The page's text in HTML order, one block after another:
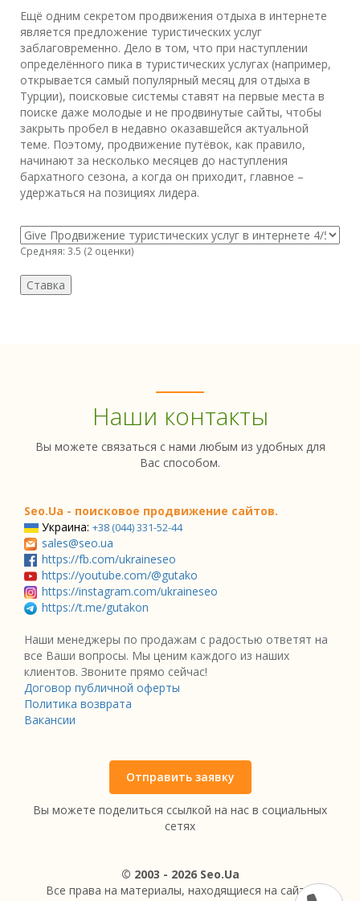
Ещё одним секретом продвижения отдыха в интернете
является предложение туристических услуг
заблаговременно. Дело в том, что при наступлении
определённого пика в туристических услугах (например,
открывается самый популярный месяц для отдыха в
Турции), поисковые системы ставят на первые места в
поиске даже молодые и не продвинутые сайты, чтобы
закрыть пробел в недавно оказавшейся актуальной
теме. Поэтому, продвижение путёвок, как правило,
начинают за несколько месяцев до наступления
бархатного сезона, а когда он приходит, главное –
удержаться на позициях лидера.
Средняя: 3.5 (2 оценки)
Наши контакты
Вы можете связаться с нами любым из удобных для
Вас способом.
Seo.Ua - поисковое продвижение сайтов.
Украина: +38 (044) 331-52-44
sales@seo.ua
https://fb.com/ukraineseo
https://youtube.com/@gutako
https://instagram.com/ukraineseo
https://t.me/gutakon
Наши менеджеры по продажам с радостью ответят на
все Ваши вопросы. Мы ценим каждого из наших
клиентов. Звоните прямо сейчас!
Договор публичной оферты
Политика возврата
Вакансии
Отправить заявку
Вы можете поделиться ссылкой на нас в социальных
сетях
© 2003 - 2026 Seo.Ua
Все права на материалы, находящиеся на сайте,